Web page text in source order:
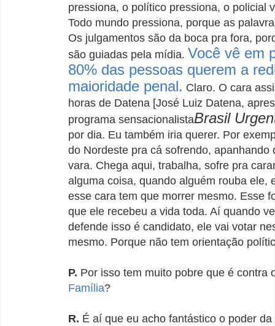
pressiona, o político pressiona, o policial
Todo mundo pressiona, porque as
Os julgamentos são da boca pra fora,
são guiadas pela mídia. Você vê em
80% das pessoas querem a
maioridade penal. Claro. O cara
horas de Datena [José Luiz Datena,
programa sensacionalistaBrasil
por dia. Eu também iria querer. Por
do Nordeste pra cá sofrendo, apanhando
vara. Chega aqui, trabalha, sofre pra
alguma coisa, quando alguém rouba ele,
esse cara tem que morrer mesmo. Esse
que ele recebeu a vida toda. Aí quando
defende isso é candidato, ele vai votar
mesmo. Porque não tem orientação
P. Por isso tem muito pobre que é contra
Família?
R. É aí que eu acho fantástico o poder